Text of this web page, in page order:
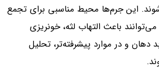
این جرم‌ها محیط مناسبی برای تجمع
باعث التهاب لثه، خونریزی
و در موارد پیشرفته‌تر، تحلیل